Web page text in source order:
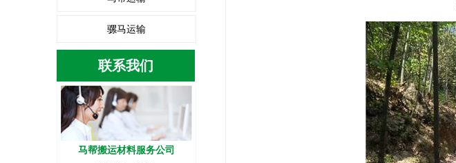
骡马运输
联系我们
马帮搬运材料服务公司